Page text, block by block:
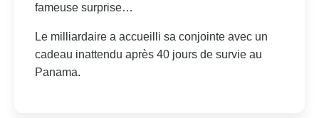
fameuse surprise…
Le milliardaire a accueilli sa conjointe avec un
cadeau inattendu après 40 jours de survie au
Panama.